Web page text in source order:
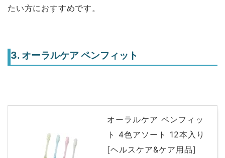
たい方におすすめです。
3. オーラルケア ペンフィット
オーラルケア ペンフィッ
ト 4色アソート 12本入り
[ヘルスケア&ケア用品]